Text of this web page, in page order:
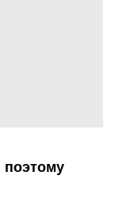
поэтому